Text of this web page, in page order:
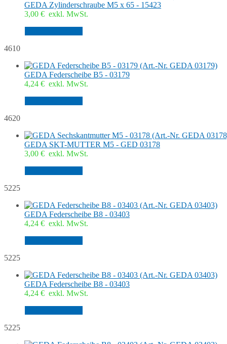
GEDA Zylinderschraube M5 x 65 - 15423
3,00 € exkl. MwSt.
4610
GEDA Federscheibe B5 - 03179
4,24 € exkl. MwSt.
4620
GEDA SKT-MUTTER M5 - GED 03178
3,00 € exkl. MwSt.
5225
GEDA Federscheibe B8 - 03403
4,24 € exkl. MwSt.
5225
GEDA Federscheibe B8 - 03403
4,24 € exkl. MwSt.
5225